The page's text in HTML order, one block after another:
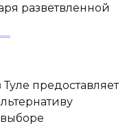
разветвленной
предоставляет